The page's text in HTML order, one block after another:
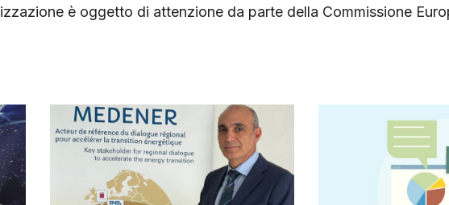
è oggetto di attenzione da parte della Commissione